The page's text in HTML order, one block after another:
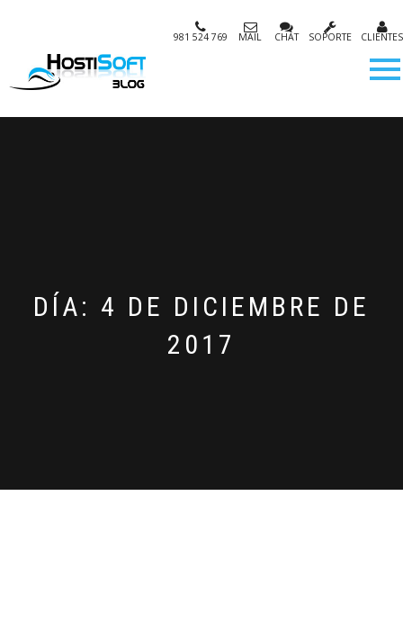
981 524 769 MAIL CHAT SOPORTE CLIENTES
DÍA: 4 DE DICIEMBRE DE
2017